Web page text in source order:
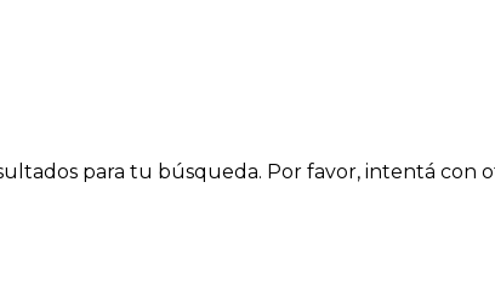
para tu búsqueda. Por favor, intentá con